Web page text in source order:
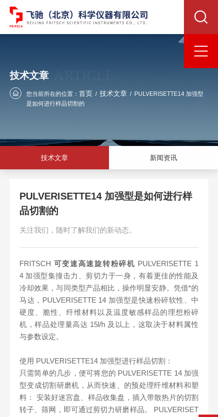
技术文章
您当前所在的位置： 首页 / 技术文章 / PULVERISETTE14 加强型
是如何进行样品切割的
技术文章 新闻资讯
PULVERISETTE14 加强型是如何进行样
品切割的
关注我们，随时了解我们的新动态。
FRITSCH 可变速高速旋转粉碎机 PULVERISETTE 1
4 加强型集撞击力、剪切力于一身，有着更佳的性能及
冷却效果，与同类型产品相比，操作明显安静。凭借*的
马达，PULVERISETTE 14 加强型是快速粉碎软性、中
硬度、脆性、纤维材料以及温度敏感样品的理想粉碎
机，样品处理量高达 15l/h 及以上，这取决于材料属性
与参数设定。
使用 PULVERISETTE14 加强型进行样品切割：
只需简单的几步，便可将您的 PULVERISETTE 14 加强
型变成切割研磨机，从而快速、的预处理纤维材料和塑
料： 安装好迷宫盘、样品收集盘，插入带散热片的切割
转子、筛网，即可通过剪切力研磨样品。 PULVERISET